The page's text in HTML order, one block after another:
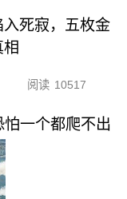
死寂，五枚金
阅读 10517
一个都爬不出